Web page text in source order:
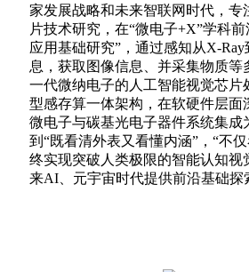
家发展战略和未来智联网时代，专
片技术研究，在“微电子+X”学科
应用基础研究”，通过感知从X-
息，获取图像信息、并采集物质等
一代微纳电子的人工智能视觉芯片
型感存算一体架构，在软硬件层面
微电子与碳基光电子器件系统集成
到“既看清外表又看懂内涵”，“不
终实现突破人类极限的智能认知视
来AI、元宇宙时代提供前沿基础探